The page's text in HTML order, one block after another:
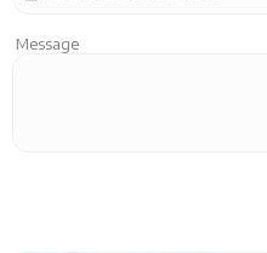
Message